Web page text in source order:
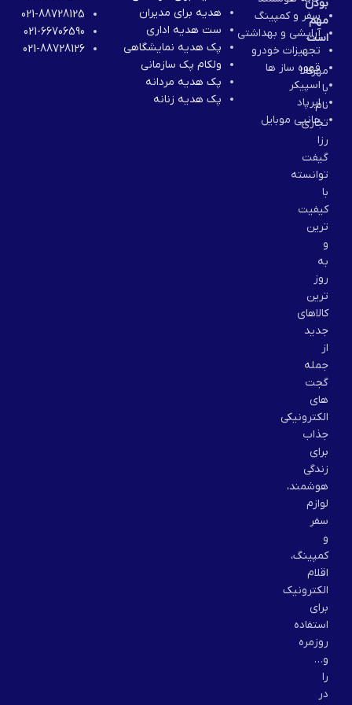
بودن
مهم
است
مهرکالا
با
نام
تجاری
رزا
گیفت
توانسته
با
کیفیت
ترین
و
به
روز
ترین
کالاهای
جدید
از
جمله
گجت
های
الکترونیکی
جذاب
برای
زندگی
هوشمند،
لوازم
سفر
و
کمپینگ،
اقلام
الکترونیک
برای
استفاده
روزمره
و…
را
در
سفر و کمپینگ
آرایشی و بهداشتی
تجهیزات خودرو
قهوه ساز ها
اسپیکر
ایرپاد
جانبی موبایل
هدیه برای مدیران
ست هدیه اداری
پک هدیه نمایشگاهی
ولکام پک سازمانی
پک هدیه مردانه
پک هدیه زنانه
021-88728125
021-66706590
021-88728126